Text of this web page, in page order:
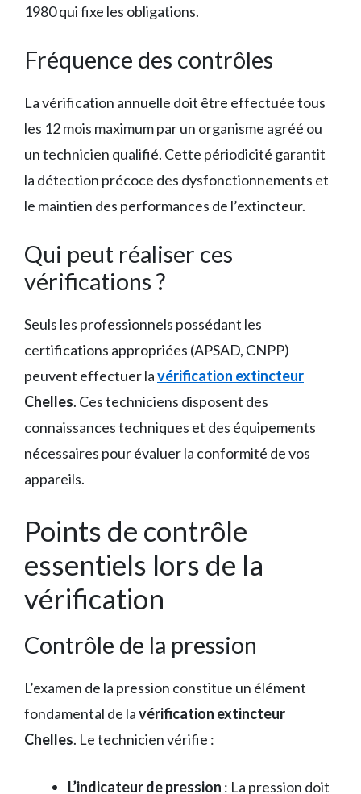
1980 qui fixe les obligations.
Fréquence des contrôles
La vérification annuelle doit être effectuée tous
les 12 mois maximum par un organisme agréé ou
un technicien qualifié. Cette périodicité garantit
la détection précoce des dysfonctionnements et
le maintien des performances de l’extincteur.
Qui peut réaliser ces
vérifications ?
Seuls les professionnels possédant les
certifications appropriées (APSAD, CNPP)
peuvent effectuer lavérification extincteur
Chelles. Ces techniciens disposent des
connaissances techniques et des équipements
nécessaires pour évaluer la conformité de vos
appareils.
Points de contrôle
essentiels lors de la
vérification
Contrôle de la pression
L’examen de la pression constitue un élément
fondamental de lavérification extincteur
Chelles. Le technicien vérifie :
L’indicateur de pression : La pression doit